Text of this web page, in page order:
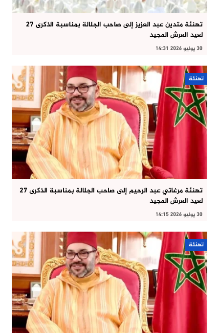
تهنئة متدين عبد العزيز إلى صاحب الجلالة بمناسبة الذكرى 27
لعيد العرش المجيد
30 يوليو 2026 14:31
تهنئة
تهنئة مرغاتي عبد الرحيم إلى صاحب الجلالة بمناسبة الذكرى 27
لعيد العرش المجيد
30 يوليو 2026 14:15
تهنئة